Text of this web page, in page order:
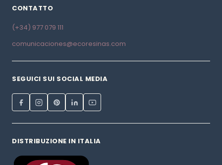
CONTATTO
(+34) 977 079 111
comunicaciones@ecoresinas.com
SEGUICI SUI SOCIAL MEDIA
DISTRIBUZIONE IN ITALIA